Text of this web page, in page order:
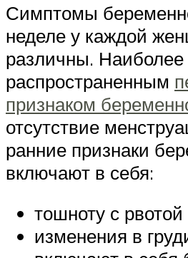
Симптомы
неделе у каждой
различны. Наиболее
распространенным
признаком
отсутствие
ранние признаки
включают в себя:
тошноту с рвотой
изменения в